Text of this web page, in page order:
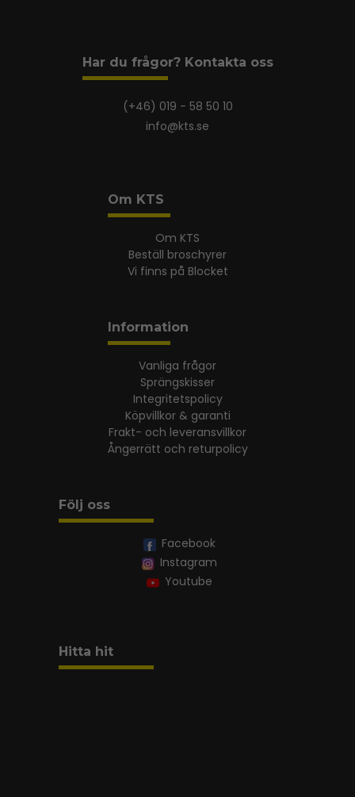
Har du frågor? Kontakta oss
(+46) 019 - 58 50 10
info@kts.se
Om KTS
Om KTS
Beställ broschyrer
Vi finns på Blocket
Information
Vanliga frågor
Sprängskisser
Integritetspolicy
Köpvillkor & garanti
Frakt- och leveransvillkor
Ångerrätt och returpolicy
Följ oss
Facebook
Instagram
Youtube
Hitta hit